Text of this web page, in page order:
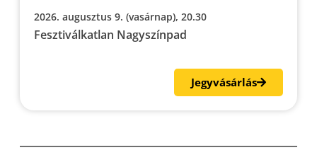
2026. augusztus 9. (vasárnap), 20.30
Fesztiválkatlan Nagyszínpad
Jegyvásárlás